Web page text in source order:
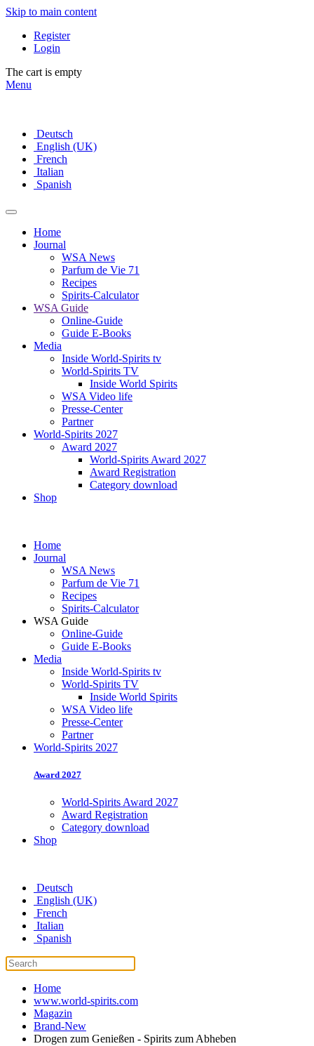
Skip to main content
Register
Login
The cart is empty
Menu
Deutsch
English (UK)
French
Italian
Spanish
Home
Journal
WSA News
Parfum de Vie 71
Recipes
Spirits-Calculator
WSA Guide
Online-Guide
Guide E-Books
Media
Inside World-Spirits tv
World-Spirits TV
Inside World Spirits
WSA Video life
Presse-Center
Partner
World-Spirits 2027
Award 2027
World-Spirits Award 2027
Award Registration
Category download
Shop
Home
Journal
WSA News
Parfum de Vie 71
Recipes
Spirits-Calculator
WSA Guide
Online-Guide
Guide E-Books
Media
Inside World-Spirits tv
World-Spirits TV
Inside World Spirits
WSA Video life
Presse-Center
Partner
World-Spirits 2027
Award 2027
World-Spirits Award 2027
Award Registration
Category download
Shop
Deutsch
English (UK)
French
Italian
Spanish
Home
www.world-spirits.com
Magazin
Brand-New
Drogen zum Genießen - Spirits zum Abheben